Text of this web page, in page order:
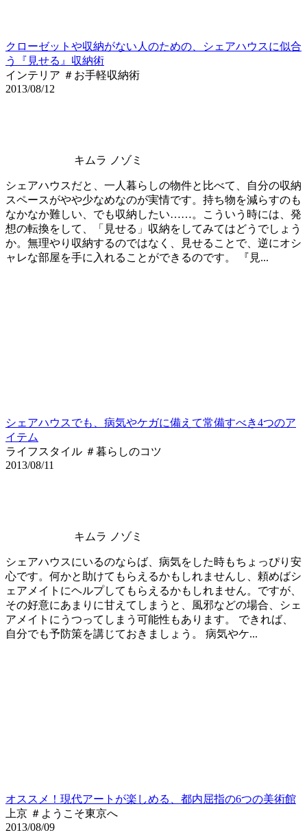
クローゼットや収納がない人のための、シェアハウスに似合
う『見せる』収納術
インテリア ＃お手軽収納術
2013/08/12
キムラ ノゾミ
シェアハウスだと、一人暮らしの物件と比べて、自分の収納
スペースがやや少なめなのが実情です。持ち物を減らすのも
なかなか難しい、でも収納したい……。こういう時には、発
想の転換をして、「見せる」収納をしてみてはどうでしょう
か。無理やり収納するのではなく、見せることで、逆にオシ
ャレな部屋を手に入れることができるのです。 『見...
シェアハウスでも、病気やケガに備えて常備すべき4つのア
イテム
ライフスタイル ＃暮らしのコツ
2013/08/11
キムラ ノゾミ
シェアハウスにいるのならば、病気をした時もちょっぴり安
心です。何かと助けてもらえるかもしれませんし、頼めばシ
ェアメイトにヘルプしてもらえるかもしれません。ですが、
その好意にあまりに甘えてしまうと、風邪などの場合、シェ
アメイトにうつってしまう可能性もあります。 できれば、
自分でも予防策を講じておきましょう。 病気やケ...
オススメ！現代アートが楽しめる、都内屈指の6つの美術館
上京 ＃ようこそ東京へ
2013/08/09